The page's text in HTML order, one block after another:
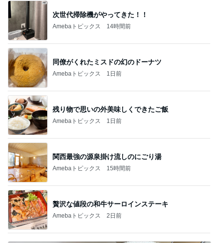
次世代掃除機がやってきた！！
Amebaトピックス 14時間前
同僚がくれたミスドの幻のドーナツ
Amebaトピックス 1日前
残り物で思いの外美味しくできたご飯
Amebaトピックス 1日前
関西最強の源泉掛け流しのにごり湯
Amebaトピックス 15時間前
贅沢な値段の和牛サーロインステーキ
Amebaトピックス 2日前